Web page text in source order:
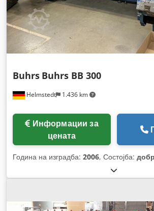
Helmstedt 1.436 km
Buhrs Buhrs BB 300
цената
Година на изградба: 2006, Состојба: